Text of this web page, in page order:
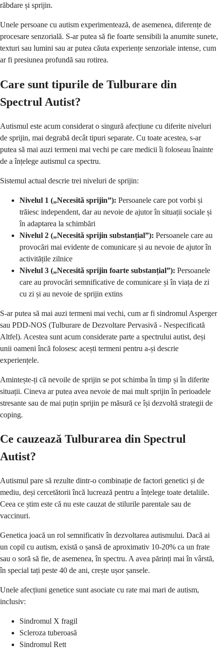
răbdare și sprijin.
Unele persoane cu autism experimentează, de asemenea, diferențe de
procesare senzorială. S-ar putea să fie foarte sensibili la anumite sunete,
texturi sau lumini sau ar putea căuta experiențe senzoriale intense, cum
ar fi presiunea profundă sau rotirea.
Care sunt tipurile de Tulburare din
Spectrul Autist?
Autismul este acum considerat o singură afecțiune cu diferite niveluri
de sprijin, mai degrabă decât tipuri separate. Cu toate acestea, s-ar
putea să mai auzi termeni mai vechi pe care medicii îi foloseau înainte
de a înțelege autismul ca spectru.
Sistemul actual descrie trei niveluri de sprijin:
Nivelul 1 („Necesită sprijin”): Persoanele care pot vorbi și
trăiesc independent, dar au nevoie de ajutor în situații sociale și
în adaptarea la schimbări
Nivelul 2 („Necesită sprijin substanțial”): Persoanele care au
provocări mai evidente de comunicare și au nevoie de ajutor în
activitățile zilnice
Nivelul 3 („Necesită sprijin foarte substanțial”): Persoanele
care au provocări semnificative de comunicare și în viața de zi
cu zi și au nevoie de sprijin extins
S-ar putea să mai auzi termeni mai vechi, cum ar fi sindromul Asperger
sau PDD-NOS (Tulburare de Dezvoltare Pervasivă - Nespecificată
Altfel). Acestea sunt acum considerate parte a spectrului autist, deși
unii oameni încă folosesc acești termeni pentru a-și descrie
experiențele.
Amintește-ți că nevoile de sprijin se pot schimba în timp și în diferite
situații. Cineva ar putea avea nevoie de mai mult sprijin în perioadele
stresante sau de mai puțin sprijin pe măsură ce își dezvoltă strategii de
coping.
Ce cauzează Tulburarea din Spectrul
Autist?
Autismul pare să rezulte dintr-o combinație de factori genetici și de
mediu, deși cercetătorii încă lucrează pentru a înțelege toate detaliile.
Ceea ce știm este că nu este cauzat de stilurile parentale sau de
vaccinuri.
Genetica joacă un rol semnificativ în dezvoltarea autismului. Dacă ai
un copil cu autism, există o șansă de aproximativ 10-20% ca un frate
sau o soră să fie, de asemenea, în spectru. A avea părinți mai în vârstă,
în special tați peste 40 de ani, crește ușor șansele.
Unele afecțiuni genetice sunt asociate cu rate mai mari de autism,
inclusiv:
Sindromul X fragil
Scleroza tuberoasă
Sindromul Rett